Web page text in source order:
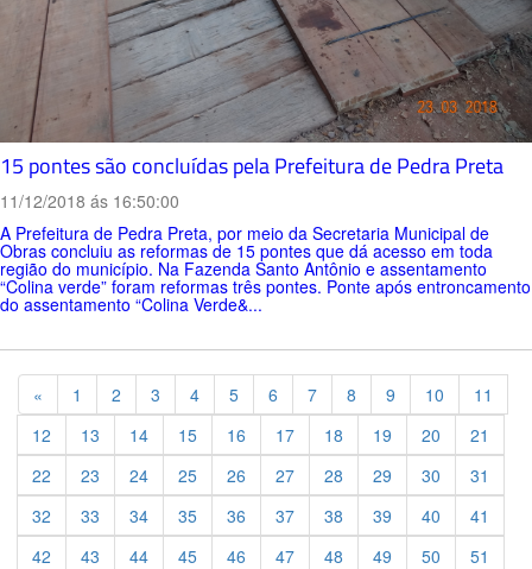
15 pontes são concluídas pela Prefeitura de Pedra Preta
11/12/2018 ás 16:50:00
A Prefeitura de Pedra Preta, por meio da Secretaria Municipal de
Obras concluiu as reformas de 15 pontes que dá acesso em toda
região do município. Na Fazenda Santo Antônio e assentamento
“Colina verde” foram reformas três pontes. Ponte após entroncamento
do assentamento “Colina Verde&...
« Previous
1 2 3 4 5 6 7 8 9 10
11
12
13 14 15 16 17 18 19 20
21
22
23 24 25 26 27 28 29 30
31
32
33 34 35 36 37 38 39 40
41
42
43 44 45 46 47 48 49 50
51